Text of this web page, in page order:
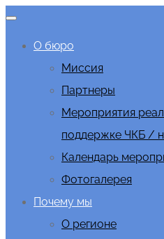
О бюро
Миссия
Партнеры
Мероприятия
поддержке ЧКБ /
Календарь
Фотогалерея
Почему мы
О регионе